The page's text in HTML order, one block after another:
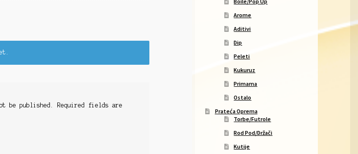
be published.
Required fields are
Arome
Aditivi
Dip
Peleti
Kukuruz
Primama
Ostalo
Prateća Oprema
Torbe/Futrole
Rod Pod/Držači
Kutije